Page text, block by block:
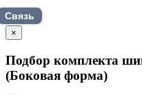
Связь
×
Подбор комплекта
(Боковая форма)